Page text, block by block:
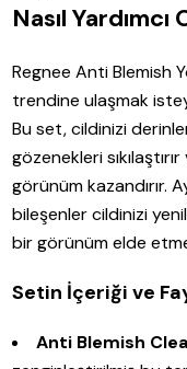
Nasıl Yardımcı
Regnee Anti Blemish
trendine ulaşmak
Bu set, cildinizi
gözenekleri
görünüm kazandırır.
bileşenler cildinizi
bir görünüm elde
Setin İçeriği ve
Anti Blemish